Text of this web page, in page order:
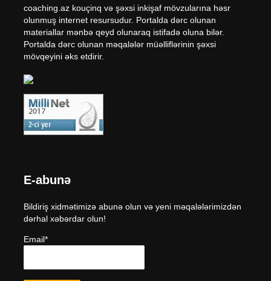
coaching.az kouçinq və şəxsi inkişaf mövzularına həsr
olunmuş internet resursudur. Portalda dərc olunan
materiallar mənbə qeyd olunaraq istifadə oluna bilər.
Portalda dərc olunan məqalələr müəlliflərinin şəxsi
mövqeyini əks etdirir.
E-abunə
Bildiriş xidmətimizə abunə olun və yeni məqalələrimizdən
dərhal xəbərdar olun!
Email*